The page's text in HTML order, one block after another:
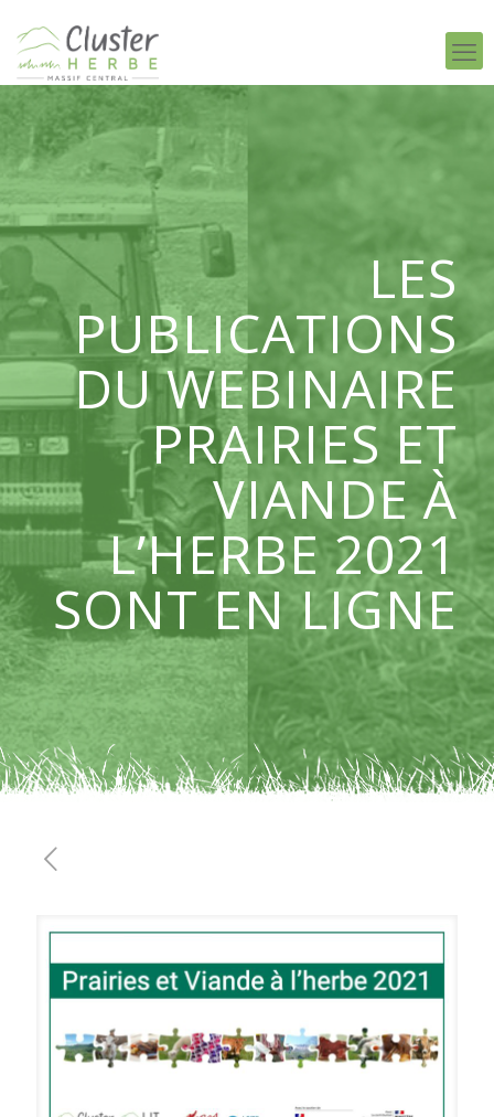
LES
PUBLICATIONS
DU WEBINAIRE
PRAIRIES ET
VIANDE À
L’HERBE 2021
SONT EN LIGNE